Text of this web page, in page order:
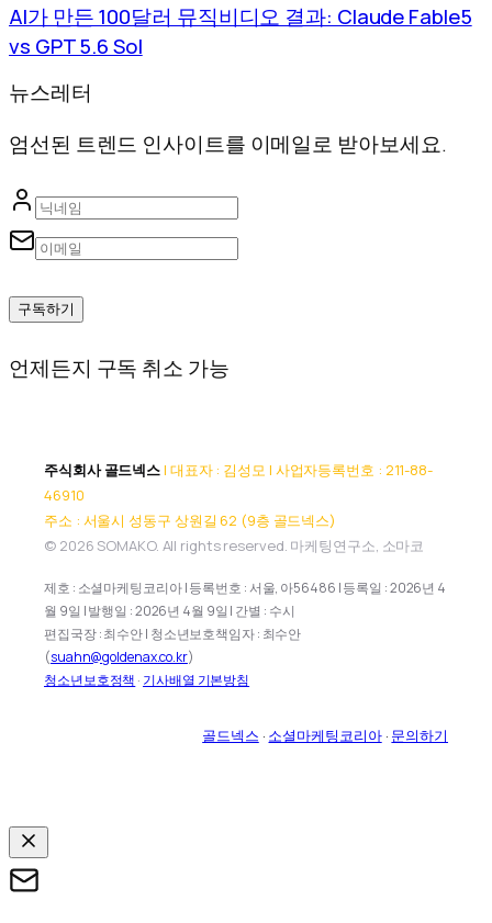
AI가 만든 100달러 뮤직비디오 결과: Claude Fable5
vs GPT 5.6 Sol
뉴스레터
엄선된 트렌드 인사이트를 이메일로 받아보세요.
구독하기
언제든지 구독 취소 가능
주식회사 골드넥스| 대표자 : 김성모 | 사업자등록번호 : 211-88-
46910
주소 : 서울시 성동구 상원길 62 (9층 골드넥스)
© 2026 SOMAKO. All rights reserved. 마케팅연구소, 소마코
제호 : 소셜마케팅코리아 | 등록번호 : 서울, 아56486 | 등록일 : 2026년 4
월 9일 | 발행일 : 2026년 4월 9일 | 간별 : 수시
편집국장 : 최수안 | 청소년보호책임자 : 최수안
(suahn@goldenax.co.kr)
청소년보호정책 · 기사배열 기본방침
골드넥스 · 소셜마케팅코리아· 문의하기